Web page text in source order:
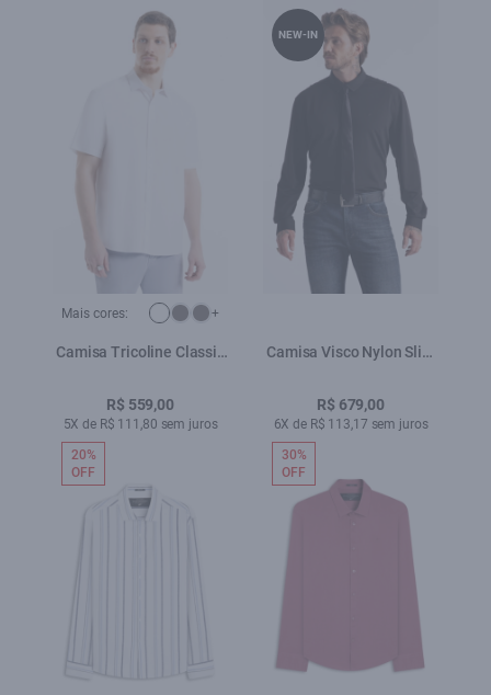
Mais cores: +
Camisa Tricoline Classic
R$ 559,00
5X de R$ 111,80 sem juros
Camisa Visco Nylon Slim
R$ 679,00
6X de R$ 113,17 sem juros
NEW-IN
20%
OFF
30%
OFF